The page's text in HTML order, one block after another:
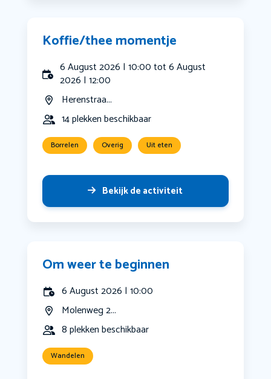
Koffie/thee momentje
6 August 2026 | 10:00 tot 6 August
2026 | 12:00
Herenstraa...
14 plekken beschikbaar
Borrelen Overig Uit eten
Bekijk de activiteit
Om weer te beginnen
6 August 2026 | 10:00
Molenweg 2...
8 plekken beschikbaar
Wandelen